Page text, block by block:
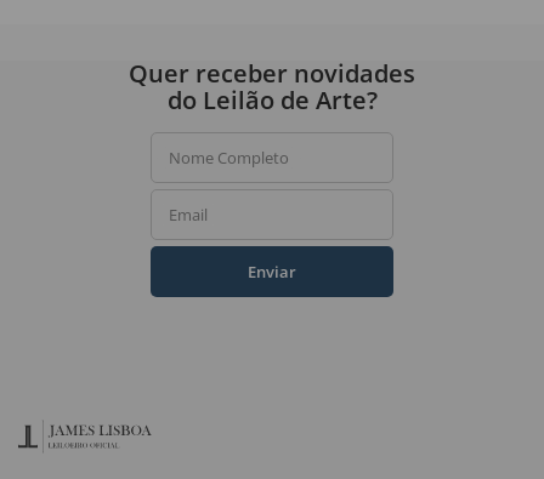
Quer receber novidades
do Leilão de Arte?
Nome Completo
Email
Enviar